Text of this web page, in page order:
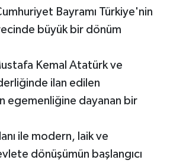
Bayramı Türkiye'nin
büyük bir dönüm
Kemal Atatürk ve
ilan edilen
egemenliğine dayanan bir
ile modern, laik ve
dönüşümün başlangıcı